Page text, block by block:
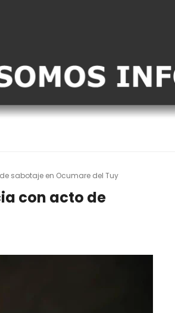
sabotaje en Ocumare del Tuy
con acto de